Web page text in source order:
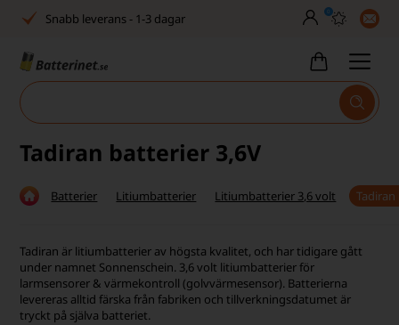
Snabb leverans - 1-3 dagar
Inga dolda avgifter
Bra Trustscore
Billig leverans från 49,-
Inga dolda avgifter
Fasta låga priser
0
Tadiran batterier 3,6V
Batterier Litiumbatterier Litiumbatterier 3,6 volt
Tadiran är litiumbatterier av högsta kvalitet, och har tidigare gått
under namnet Sonnenschein. 3,6 volt litiumbatterier för
larmsensorer & värmekontroll (golvvärmesensor). Batterierna
levereras alltid färska från fabriken och tillverkningsdatumet är
tryckt på själva batteriet.